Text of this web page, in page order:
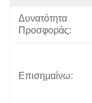
Δυνατότητα
Προσφοράς:
Επισημαίνω: